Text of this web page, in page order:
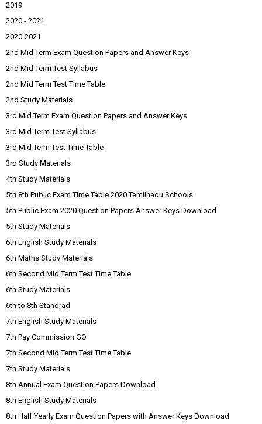
2019
2020 - 2021
2020-2021
2nd Mid Term Exam Question Papers and Answer Keys
2nd Mid Term Test Syllabus
2nd Mid Term Test Time Table
2nd Study Materials
3rd Mid Term Exam Question Papers and Answer Keys
3rd Mid Term Test Syllabus
3rd Mid Term Test Time Table
3rd Study Materials
4th Study Materials
5th 8th Public Exam Time Table 2020 Tamilnadu Schools
5th Public Exam 2020 Question Papers Answer Keys Download
5th Study Materials
6th English Study Materials
6th Maths Study Materials
6th Second Mid Term Test Time Table
6th Study Materials
6th to 8th Standrad
7th English Study Materials
7th Pay Commission GO
7th Second Mid Term Test Time Table
7th Study Materials
8th Annual Exam Question Papers Download
8th English Study Materials
8th Half Yearly Exam Question Papers with Answer Keys Download